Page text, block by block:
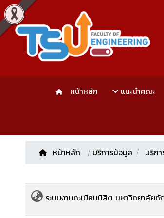
หน้าหลัก แนะนำคณะ
หน้าหลัก / บริการข้อมูล บริก
ระบบงานทะเบียนนิสิต มหาวิทยาลัย